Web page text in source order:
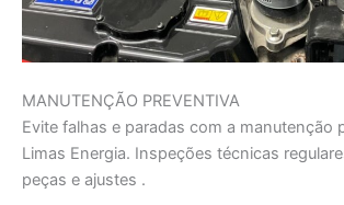
MANUTENÇÃO PREVENTIVA
Evite falhas e paradas com a manutenção
Limas Energia. Inspeções técnicas
peças e ajustes .